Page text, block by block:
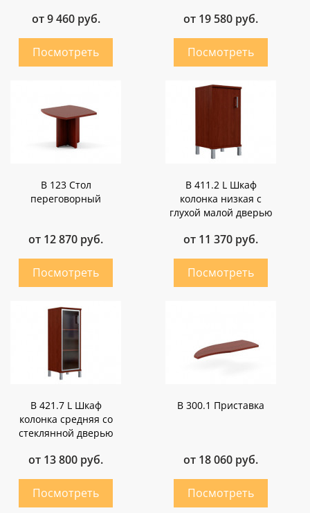
от 9 460 руб. от 19 580 руб.
B 123 Стол
переговорный
от 12 870 руб.
B 411.2 L Шкаф
колонка низкая с
глухой малой дверью
от 11 370 руб.
B 421.7 L Шкаф
колонка средняя со
стеклянной дверью
от 13 800 руб.
B 300.1 Приставка
от 18 060 руб.